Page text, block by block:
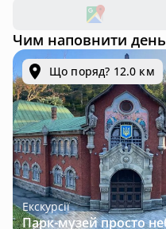
Чим наповнити день
Що поряд? 12.0 км
Екскурсії